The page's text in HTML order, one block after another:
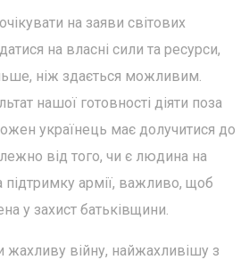
на заяви світових
на власні сили та ресурси,
ніж здається можливим.
нашої готовності діяти поза
українець має долучитися до
від того, чи є людина на
підтримку армії, важливо, щоб
у захист батьківщини.
жахливу війну, найжахливішу з